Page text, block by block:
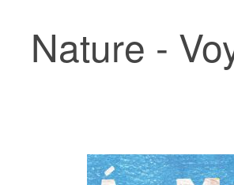
Nature -